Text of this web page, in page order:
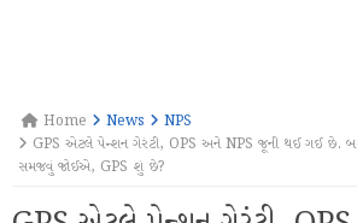
Home News
NPS
GPS એટલે પેન્શન ગેરંટી, OPS અને NPS જૂની થઈ ગઈ છે.
સમજવું જોઈએ, GPS શું છે?